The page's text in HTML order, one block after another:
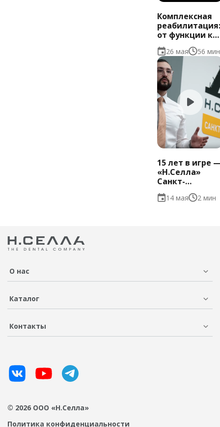
Комплексная
реабилитация:
от функции к
стабильной
окклюзии |
Роман
Новиченко
26 мая 56 мин
15 лет в игре
«Н.Селла»
Санкт-
Петербург
14 мая 2 мин
О нас
Каталог
Контакты
© 2026 ООО «Н.Селла»
Политика конфиденциальности